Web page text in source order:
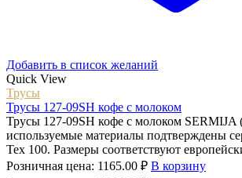
Добавить в список желаний
Quick View
Трусы
Трусы 127-09SH кофе с молоком
Трусы 127-09SH кофе с молоком SERMIJA
используемые материалы подтверждены
Tex 100. Размеры соответствуют
Розничная цена: 1165.00 ₽ В корзину